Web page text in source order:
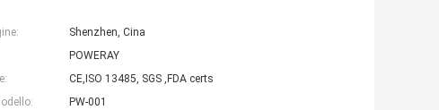
Shenzhen, Cina
POWERAY
CE,ISO 13485, SGS ,FDA certs
PW-001